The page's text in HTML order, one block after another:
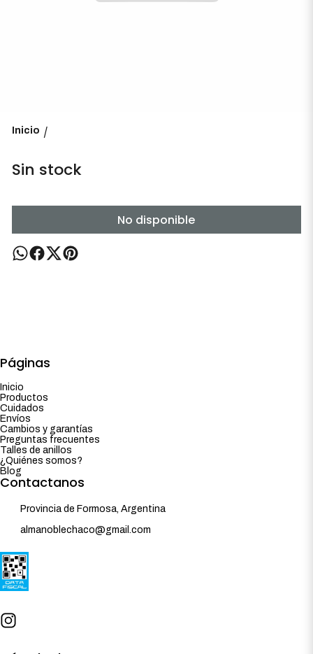
Inicio /
Sin stock
No disponible
Páginas
Inicio
Productos
Cuidados
Envíos
Cambios y garantías
Preguntas frecuentes
Talles de anillos
¿Quiénes somos?
Blog
Contactanos
Provincia de Formosa, Argentina
almanoblechaco@gmail.com